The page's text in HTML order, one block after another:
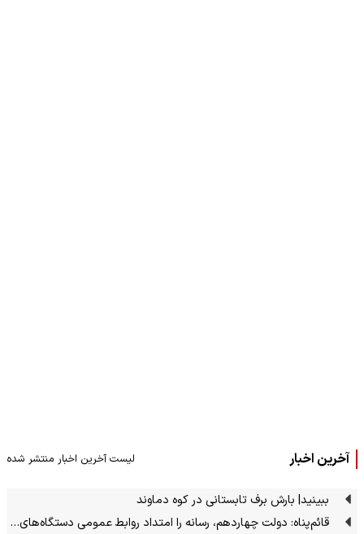
آخرین اخبار لیست آخرین اخبار منتشر شده
ببینید| بارش برف تابستانی در کوه دماوند
قائم‌پناه: دولت چهاردهم، رسانه را امتداد روابط عمومی دستگاه‌های…